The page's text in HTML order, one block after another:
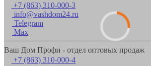
+7 (863) 310-000-3
info@vashdom24.ru
Telegram
Max
Ваш Дом Профи - отдел оптовых продаж
+7 (863) 310-000-4